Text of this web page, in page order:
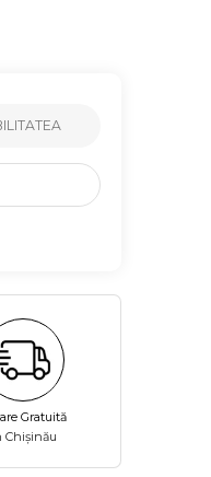
Gratuită
Chișinău